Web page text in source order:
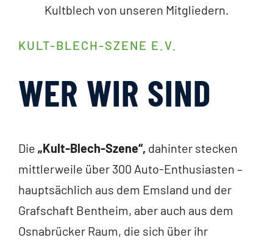
Kultblech von unseren Mitgliedern.
KULT-BLECH-SZENE E.V.
WER WIR SIND
Die „Kult-Blech-Szene“, dahinter stecken
mittlerweile über 300 Auto-Enthusiasten –
hauptsächlich aus dem Emsland und der
Grafschaft Bentheim, aber auch aus dem
Osnabrücker Raum, die sich über ihr